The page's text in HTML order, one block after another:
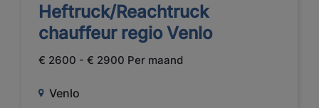
Heftruck/Reachtruck
chauffeur regio Venlo
€ 2600 - € 2900 Per maand
Venlo